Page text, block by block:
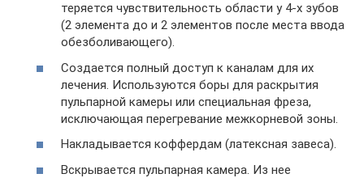
теряется чувствительность области у 4-х зубов
(2 элемента до и 2 элементов после места ввода
обезболивающего).
Создается полный доступ к каналам для их
лечения. Используются боры для раскрытия
пульпарной камеры или специальная фреза,
исключающая перегревание межкорневой зоны.
Накладывается коффердам (латексная завеса).
Вскрывается пульпарная камера. Из нее